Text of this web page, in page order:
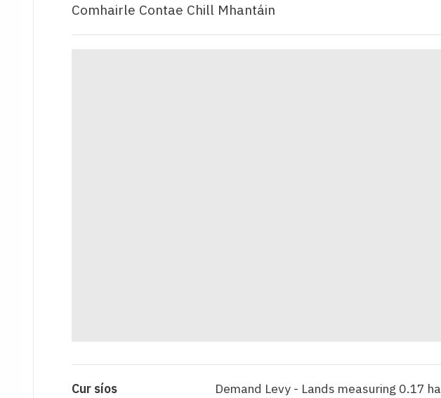
Comhairle Contae Chill Mhantáin
Cur síos
Demand Levy - Lands measuring 0.17 ha